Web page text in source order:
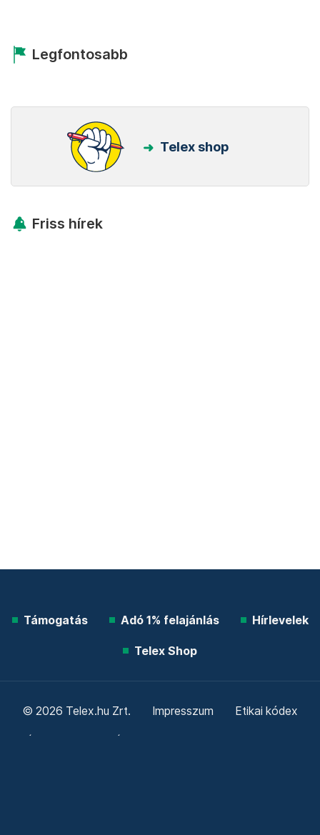
Legfontosabb
Telex shop
Friss hírek
Támogatás Adó 1% felajánlás Hírlevelek
Telex Shop
© 2026 Telex.hu Zrt. Impresszum Etikai kódex